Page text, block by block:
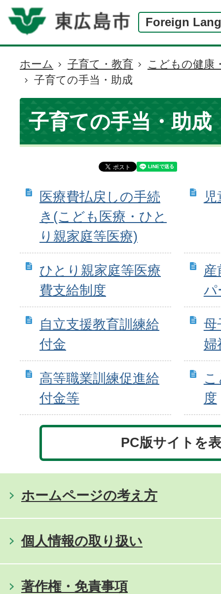
Foreign
現
在
の
置
ホーム 子育て・教育
こどもの健康
子育ての手当・助成
子育ての手当・助成
医療費払戻しの手続
き(こども医療・ひと
り親家庭等医療)
ひとり親家庭等医療
費支給制度
パ
自立支援教育訓練給
付金
母
婦
高等職業訓練促進給
付金等
度
PC版サイトを
ホームページの考え方
個人情報の取り扱い
著作権・免責事項